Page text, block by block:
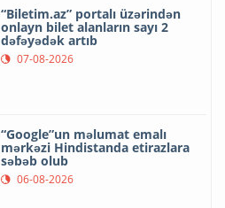
“Biletim.az” portalı üzərindən
onlayn bilet alanların sayı 2
dəfəyədək artıb
07-08-2026
“Google”un məlumat emalı
mərkəzi Hindistanda etirazlara
səbəb olub
06-08-2026